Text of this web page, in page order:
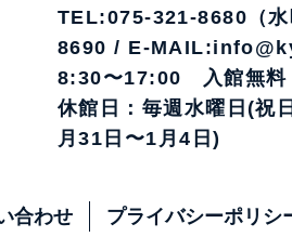
TEL:075-321-8680（
8690 / E-
8:30〜17:00 入館無料
休館日：毎週水曜日(祝
月31日〜1月4日)
合わせ プライバシーポリシ